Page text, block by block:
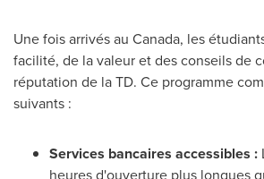
Une fois arrivés au Canada, les
facilité, de la valeur et des conseils de
réputation de la TD. Ce programme
suivants :
Services bancaires accessibles :